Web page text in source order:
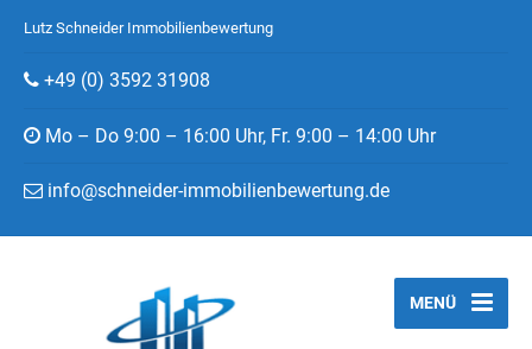
Lutz Schneider Immobilienbewertung
+49 (0) 3592 31908
Mo – Do 9:00 – 16:00 Uhr, Fr. 9:00 – 14:00 Uhr
info@schneider-immobilienbewertung.de
MENÜ